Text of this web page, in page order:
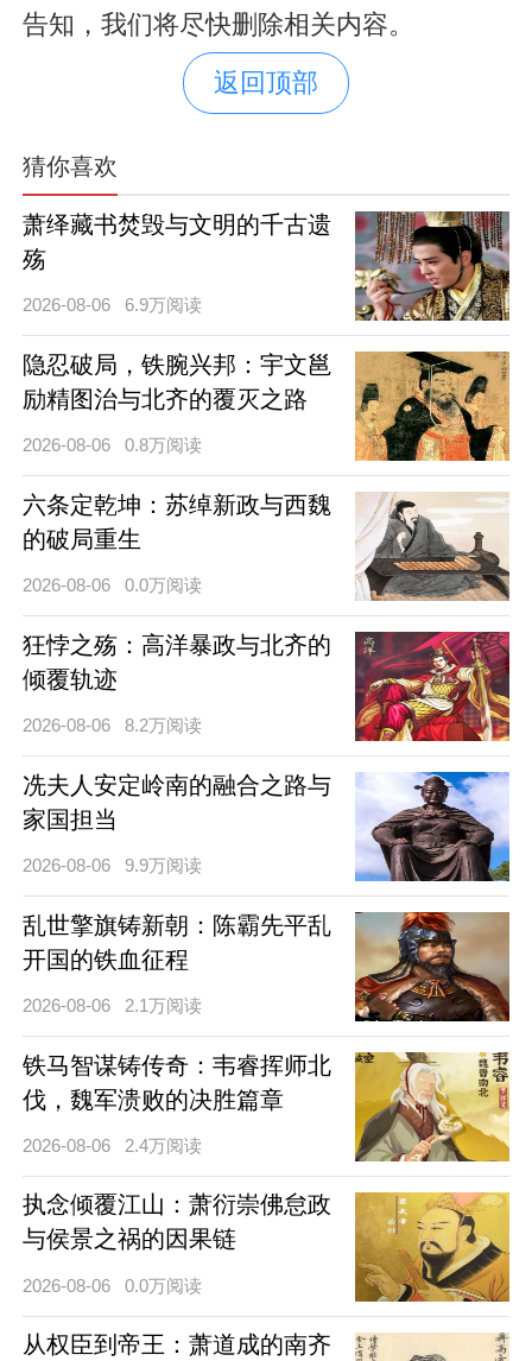
告知，我们将尽快删除相关内容。
返回顶部
猜你喜欢
萧绎藏书焚毁与文明的千古遗
殇
2026-08-06 6.9万阅读
隐忍破局，铁腕兴邦：宇文邕
励精图治与北齐的覆灭之路
2026-08-06 0.8万阅读
六条定乾坤：苏绰新政与西魏
的破局重生
2026-08-06 0.0万阅读
狂悖之殇：高洋暴政与北齐的
倾覆轨迹
2026-08-06 8.2万阅读
冼夫人安定岭南的融合之路与
家国担当
2026-08-06 9.9万阅读
乱世擎旗铸新朝：陈霸先平乱
开国的铁血征程
2026-08-06 2.1万阅读
铁马智谋铸传奇：韦睿挥师北
伐，魏军溃败的决胜篇章
2026-08-06 2.4万阅读
执念倾覆江山：萧衍崇佛怠政
与侯景之祸的因果链
2026-08-06 0.0万阅读
从权臣到帝王：萧道成的南齐